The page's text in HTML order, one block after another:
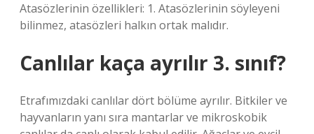
Atasözlerinin özellikleri: 1. Atasözlerinin söyleyeni
bilinmez, atasözleri halkın ortak malıdır.
Canlılar kaça ayrılır 3. sınıf?
Etrafımızdaki canlılar dört bölüme ayrılır. Bitkiler ve
hayvanların yanı sıra mantarlar ve mikroskobik